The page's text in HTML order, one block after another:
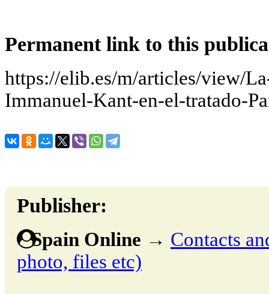
Permanent link to this
https://elib.es/m/articles/view/
Immanuel-Kant-en-el-tratado-
Publisher:
Spain Online → Contacts
photo, files etc)